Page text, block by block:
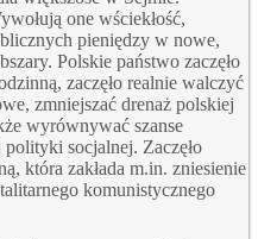
one wściekłość,
pieniędzy w nowe,
Polskie państwo zaczęło
zaczęło realnie walczyć
zmniejszać drenaż polskiej
wyrównywać szanse
polityki socjalnej. Zaczęło
która zakłada m.in. zniesienie
komunistycznego